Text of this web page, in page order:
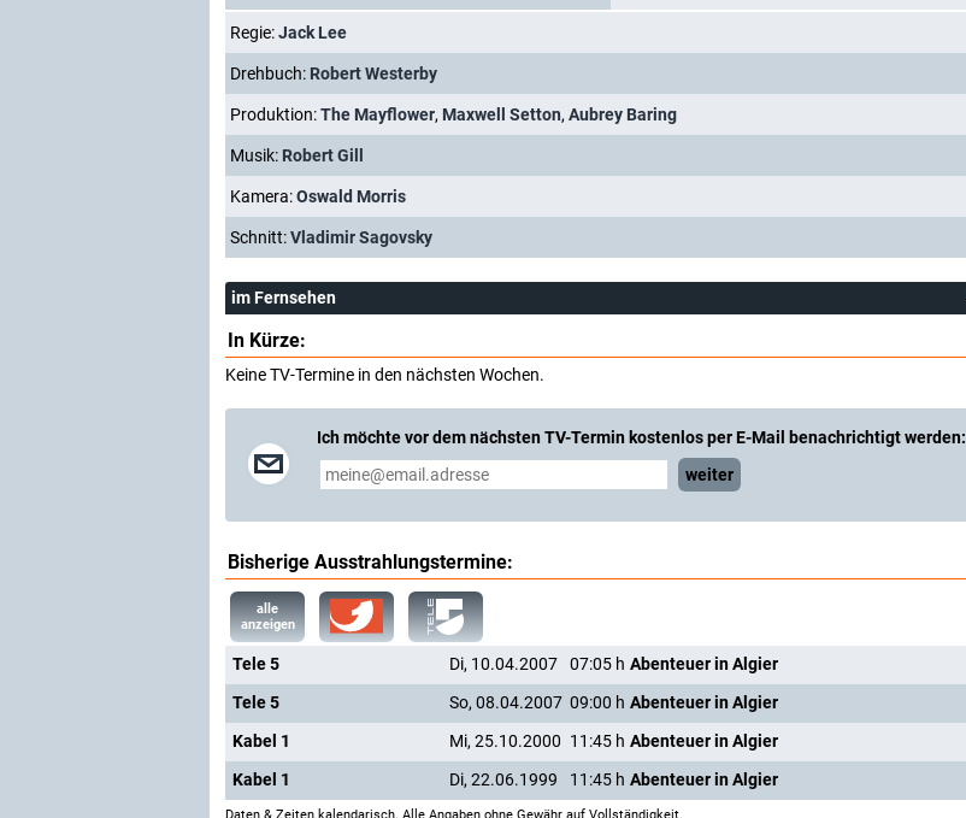
Regie:Jack Lee
Drehbuch: Robert Westerby
Produktion:The Mayflower, Maxwell Setton, Aubrey Baring
Musik: Robert Gill
Kamera:Oswald Morris
Schnitt:Vladimir Sagovsky
im Fernsehen
In Kürze:
Keine TV-Termine in den nächsten Wochen.
Ich möchte vor dem nächsten TV-Termin kostenlos per E-Mail benachrichtigt werden:
weiter
Bisherige Ausstrahlungstermine:
alle
anzeigen
Tele 5 Di, 10.04.2007 07:05 h Abenteuer in Algier
Tele 5
So, 08.04.2007 09:00 h Abenteuer in Algier
Kabel 1
Mi, 25.10.2000 11:45 h Abenteuer in Algier
Kabel 1
Di, 22.06.1999 11:45 h Abenteuer in Algier